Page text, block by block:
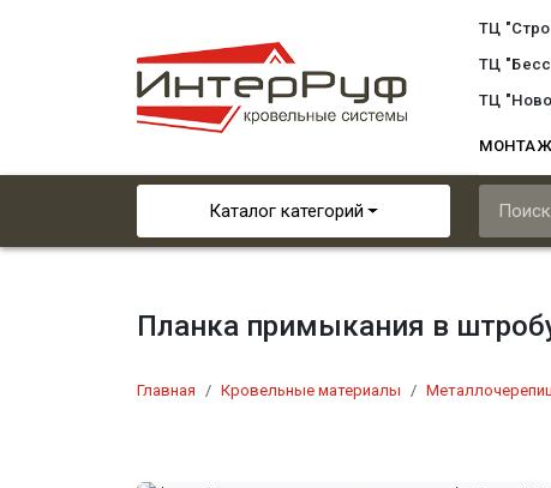
ТЦ
ТЦ
ТЦ
МОНТАЖ
Каталог категорий
Планка примыкания в
Главная Кровельные материалы